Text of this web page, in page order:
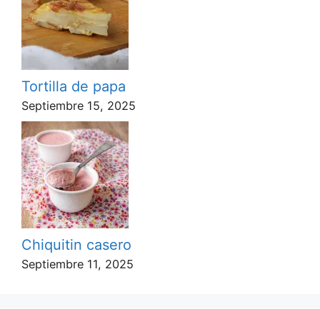
Tortilla de papa
Septiembre 15, 2025
Chiquitin casero
Septiembre 11, 2025